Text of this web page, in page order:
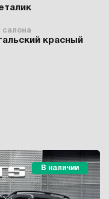
салона
красный
В наличии